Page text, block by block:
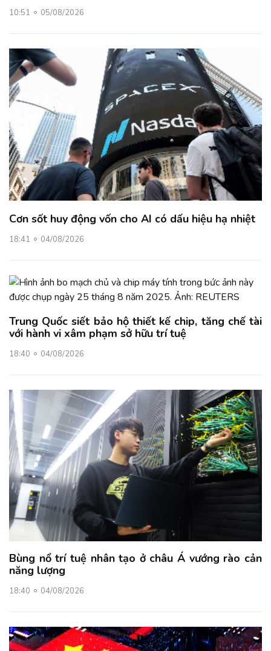
10:51 05/08/2026
Cơn sốt huy động vốn cho AI có dấu hiệu hạ nhiệt
18:41 04/08/2026
Trung Quốc siết bảo hộ thiết kế chip, tăng chế tài
với hành vi xâm phạm sở hữu trí tuệ
18:40 04/08/2026
Bùng nổ trí tuệ nhân tạo ở châu Á vướng rào cản
năng lượng
18:40 04/08/2026